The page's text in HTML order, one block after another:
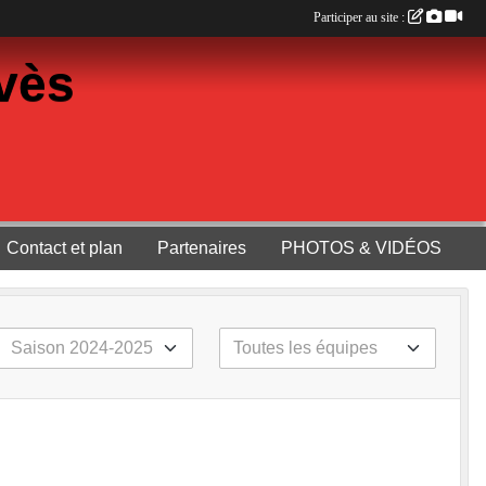
Contact et plan Partenaires PHOTOS & VIDÉOS
Participer au site :